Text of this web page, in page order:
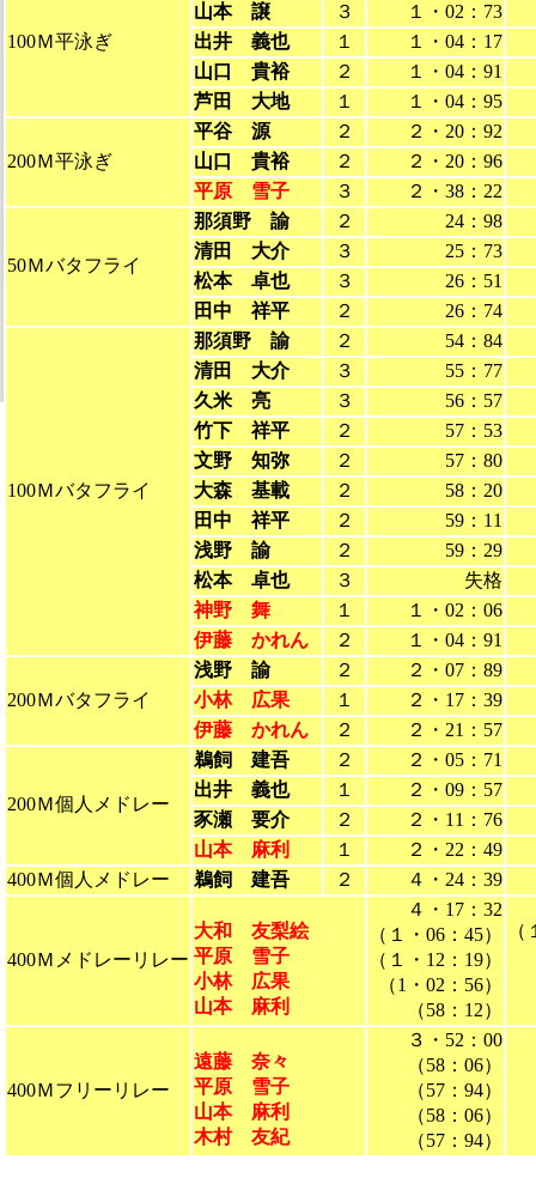
100Ｍ平泳ぎ
山本 譲
３
１・02：73
出井 義也
１
１・04：17
山口 貴裕
２
１・04：91
芦田 大地
１ １・04：95
200Ｍ平泳ぎ
平谷 源 ２
２・20：92
山口 貴裕
２
２・20：96
平原 雪子
３ ２・38：22
50Ｍバタフライ
那須野 諭 ２
24：98
清田 大介
３
25：73
松本 卓也
３
26：51
田中 祥平
２ 26：74
100Ｍバタフライ
那須野 諭 ２
54：84
清田 大介
３
55：77
久米 亮
３
56：57
竹下 祥平
２
57：53
文野 知弥
２
57：80
大森 基載
２
58：20
田中 祥平
２
59：11
浅野 諭
２
59：29
松本 卓也
３
失格
神野 舞
１
１・02：06
伊藤 かれん
２ １・04：91
200Ｍバタフライ
浅野 諭 ２
２・07：89
小林 広果
１
２・17：39
伊藤 かれん
２ ２・21：57
200Ｍ個人メドレー
鵜飼 建吾 ２
２・05：71
出井 義也
１
２・09：57
豕瀬 要介
２
２・11：76
山本 麻利
１
２・22：49
400Ｍ個人メドレー
鵜飼 建吾 ２ ４・24：39
400Ｍメドレーリレー
大和 友梨絵
平原 雪子
小林 広果
山本 麻利
４・17：32
（１・06：45）
（１・12：19）
（1・02：56）
（58：12）
400Ｍフリーリレー
遠藤 奈々
平原 雪子
山本 麻利
木村 友紀
３・52：00
（58：06）
（57：94）
（58：06）
（57：94）